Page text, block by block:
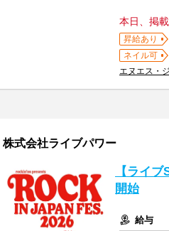
本日、掲
昇給あり
ネイル可
エヌエス・
株式会社ライブパワー
【ライ
開始
給与